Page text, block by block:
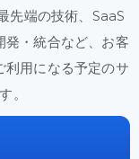
先端の技術、 SaaS
発 ・統合など、 お客
利用になる予定のサ
。